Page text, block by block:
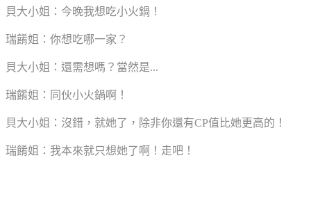
貝大小姐：今晚我想吃小火鍋！
瑞餚姐：你想吃哪一家？
貝大小姐：還需想嗎？當然是...
瑞餚姐：同伙小火鍋啊！
貝大小姐：沒錯，就她了，除非你還有CP值比她更高的！
瑞餚姐：我本來就只想她了啊！走吧！